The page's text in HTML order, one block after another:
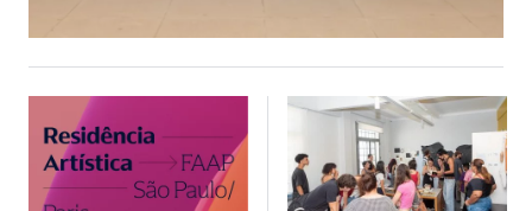
de iniciativas como a Anual de Arte FAAP, o museu e seus
cursos ampliam o diálogo entre jovens artistas, profissionais
do sistema da arte e o público, fortalecendo a inserção da
FAAP em debates relevantes sobre o fazer artístico, o
mercado, o colecionismo e as novas perspectivas da arte